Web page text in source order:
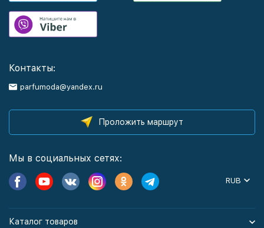
Контакты:
parfumoda@yandex.ru
Проложить маршрут
Мы в социальных сетях:
RUB
Каталог товаров